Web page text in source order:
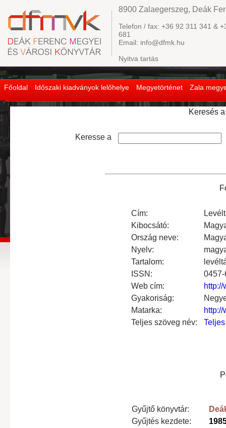
Főoldal Időszaki kiadványok lelőhelye Megyetörténet Zala
8900 Zalaegerszeg, Deák
Telefon / fax: +36 92 311 341 &
681
Email: info@dfmk.hu
Nyitva tartás
Keresés
Keresse a
Cím:
Kibocsátó:
Ország neve:
Nyelv:
Tartalom:
ISSN:
Web cím:
Gyakoriság:
Matarka:
Teljes szöveg név:
Gyűjtő könyvtár:
Gyűjtés kezdete: